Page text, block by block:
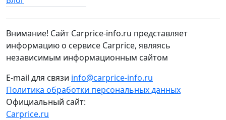
Внимание! Сайт Carprice-info.ru представляет
информацию о сервисе Carprice, являясь
независимым информационным сайтом
E-mail для связи info@carprice-info.ru
Политика обработки персональных данных
Официальный сайт:
Carprice.ru